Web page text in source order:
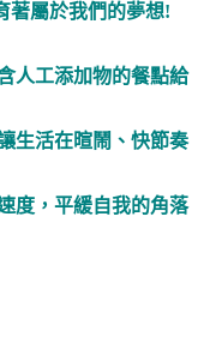
著屬於我們的夢想!
人工添加物的餐點給
生活在暄鬧、快節奏
度，平緩自我的角落